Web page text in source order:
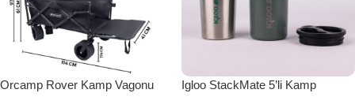
Orcamp Rover Kamp Vagonu
Igloo StackMate 5’li Kamp